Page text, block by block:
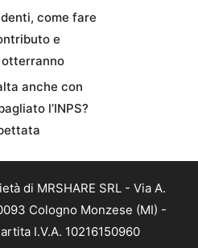
come fare
e
anche con
l’INPS?
di MRSHARE SRL - Via A.
Cologno Monzese (MI) -
I.V.A. 10216150960